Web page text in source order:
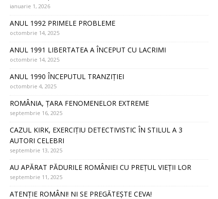
ianuarie 1, 2026
ANUL 1992 PRIMELE PROBLEME
octombrie 14, 2025
ANUL 1991 LIBERTATEA A ÎNCEPUT CU LACRIMI
octombrie 14, 2025
ANUL 1990 ÎNCEPUTUL TRANZIȚIEI
octombrie 4, 2025
ROMÂNIA, ȚARA FENOMENELOR EXTREME
septembrie 16, 2025
CAZUL KIRK, EXERCIȚIU DETECTIVISTIC ÎN STILUL A 3
AUTORI CELEBRI
septembrie 13, 2025
AU APĂRAT PĂDURILE ROMÂNIEI CU PREȚUL VIEȚII LOR
septembrie 11, 2025
ATENȚIE ROMÂNI! NI SE PREGĂTEȘTE CEVA!